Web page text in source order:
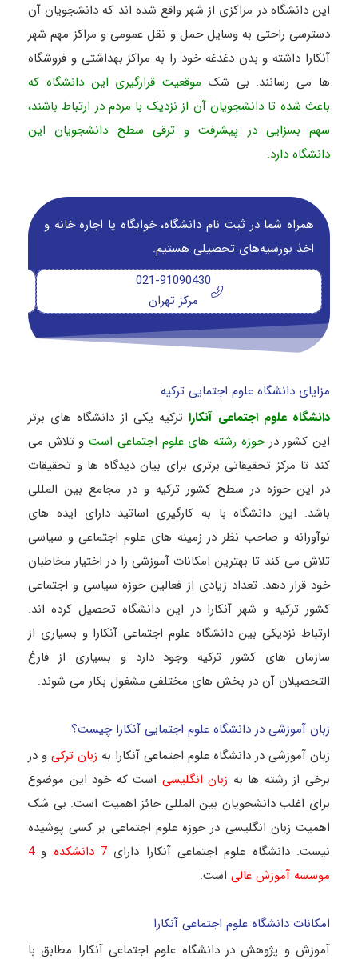
این دانشگاه در مراکزی از شهر واقع شده اند که دانشجویان آن
دسترسی راحتی به وسایل حمل و نقل عمومی و مراکز مهم شهر
آنکارا داشته و بدن دغدغه خود را به مراکز بهداشتی و فروشگاه
ها می رسانند. بی شک موقعیت قرارگیری این دانشگاه که
باعث شده تا دانشجویان آن از نزدیک با مردم در ارتباط باشند،
سهم بسزایی در پیشرفت و ترقی سطح دانشجویان این
دانشگاه دارد.
همراه شما در ثبت نام دانشگاه‌، خوابگاه یا اجاره خانه و
اخذ بورسیه‌های تحصیلی هستیم.
021-91090430
مرکز تهران
مزایای دانشگاه علوم اجتمایی ترکیه
دانشگاه علوم اجتماعی آنکاراترکیه یکی از دانشگاه های برتر
این کشور در حوزه رشته های علوم اجتماعی استو تلاش می
کند تا مرکز تحقیقاتی برتری برای بیان دیدگاه ها و تحقیقات
در این حوزه در سطح کشور ترکیه و در مجامع بین المللی
باشد. این دانشگاه با به کارگیری اساتید دارای ایده های
نوآورانه و صاحب نظر در زمینه های علوم اجتماعی و سیاسی
تلاش می کند تا بهترین امکانات آموزشی را در اختیار مخاطبان
خود قرار دهد. تعداد زیادی از فعالین حوزه سیاسی و اجتماعی
کشور ترکیه و شهر آنکارا در این دانشگاه تحصیل کرده اند.
ارتباط نزدیکی بین دانشگاه علوم اجتماعی آنکارا و بسیاری از
سازمان های کشور ترکیه وجود دارد و بسیاری از فارغ
التحصیلان آن در بخش های مختلفی مشغول بکار می شوند.
زبان آموزشی در دانشگاه علوم اجتمایی آنکارا چیست؟
زبان آموزشی در دانشگاه علوم اجتماعی آنکارا به زبان ترکی و در
برخی از رشته ها به زبان انگلیسی است که خود این موضوع
برای اغلب دانشجویان بین المللی حائز اهمیت است. بی شک
اهمیت زبان انگلیسی در حوزه علوم اجتماعی بر کسی پوشیده
نیست. دانشگاه علوم اجتماعی آنکارا دارای 7 دانشکده و4
موسسه آموزش عالی است.
امکانات دانشگاه علوم اجتماعی آنکارا
آموزش و پژوهش در دانشگاه علوم اجتماعی آنکارا مطابق با